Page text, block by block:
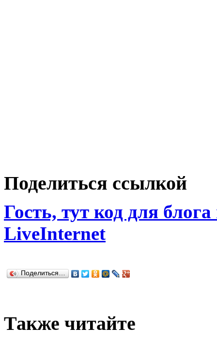
Поделиться ссылкой
Гость, тут код для
LiveInternet
Поделиться…
Также читайте